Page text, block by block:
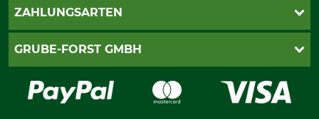
AGB
Widerrufsformular
ZAHLUNGSARTEN
PayPal
Rechnung
Vorkasse
GRUBE-FORST GMBH
Karriere
Über uns